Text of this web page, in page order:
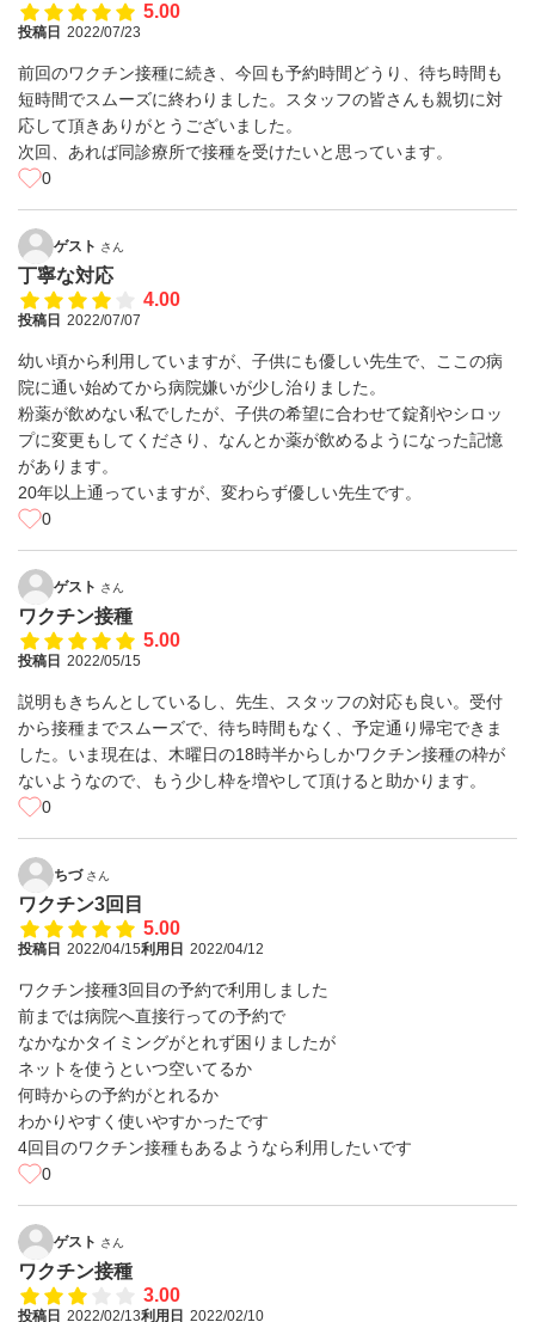
5.00
投稿日 2022/07/23
前回のワクチン接種に続き、今回も予約時間どうり、待ち時間も
短時間でスムーズに終わりました。スタッフの皆さんも親切に対
応して頂きありがとうございました。
次回、あれば同診療所で接種を受けたいと思っています。
0
ゲスト さん
丁寧な対応
4.00
投稿日 2022/07/07
幼い頃から利用していますが、子供にも優しい先生で、ここの病
院に通い始めてから病院嫌いが少し治りました。
粉薬が飲めない私でしたが、子供の希望に合わせて錠剤やシロッ
プに変更もしてくださり、なんとか薬が飲めるようになった記憶
があります。
20年以上通っていますが、変わらず優しい先生です。
0
ゲスト さん
ワクチン接種
5.00
投稿日 2022/05/15
説明もきちんとしているし、先生、スタッフの対応も良い。受付
から接種までスムーズで、待ち時間もなく、予定通り帰宅できま
した。いま現在は、木曜日の18時半からしかワクチン接種の枠が
ないようなので、もう少し枠を増やして頂けると助かります。
0
ちづ さん
ワクチン3回目
5.00
投稿日 2022/04/15利用日 2022/04/12
ワクチン接種3回目の予約で利用しました
前までは病院へ直接行っての予約で
なかなかタイミングがとれず困りましたが
ネットを使うといつ空いてるか
何時からの予約がとれるか
わかりやすく使いやすかったです
4回目のワクチン接種もあるようなら利用したいです
0
ゲスト さん
ワクチン接種
3.00
投稿日 2022/02/13利用日 2022/02/10